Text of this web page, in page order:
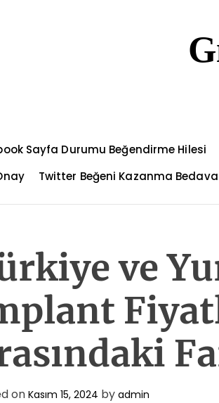
Sayfa Durumu Beğendirme Hilesi
Twitter Beğeni Kazanma Bedava
ve
on Kasım 15, 2024 by admin